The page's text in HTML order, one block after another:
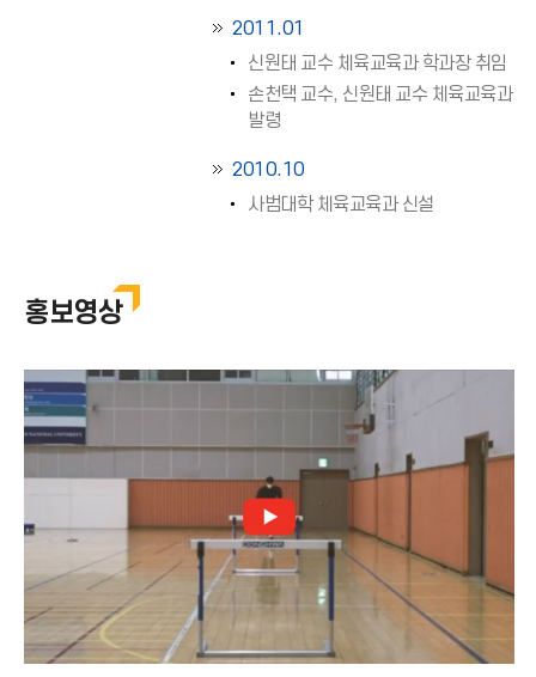
2011.01
신원태 교수 체육교육과 학과장 취임
손천택 교수, 신원태 교수 체육교육과
발령
2010.10
사범대학 체육교육과 신설
홍보영상